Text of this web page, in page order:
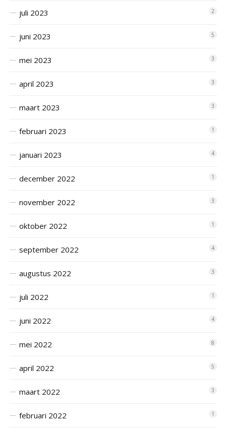
juli 2023 2
juni 2023 5
mei 2023 3
april 2023 3
maart 2023 3
februari 2023 1
januari 2023 4
december 2022 1
november 2022 3
oktober 2022 1
september 2022 4
augustus 2022 3
juli 2022 1
juni 2022 4
mei 2022 8
april 2022 5
maart 2022 3
februari 2022 1